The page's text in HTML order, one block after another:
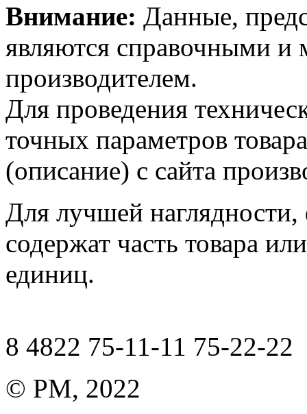
Внимание: Данные,
являются справочными и
производителем.
Для проведения
точных параметров
(описание) с сайта
Для лучшей наглядности,
содержат часть товара
единиц.
8 4822 75-11-11 75-22-22
© РМ, 2022